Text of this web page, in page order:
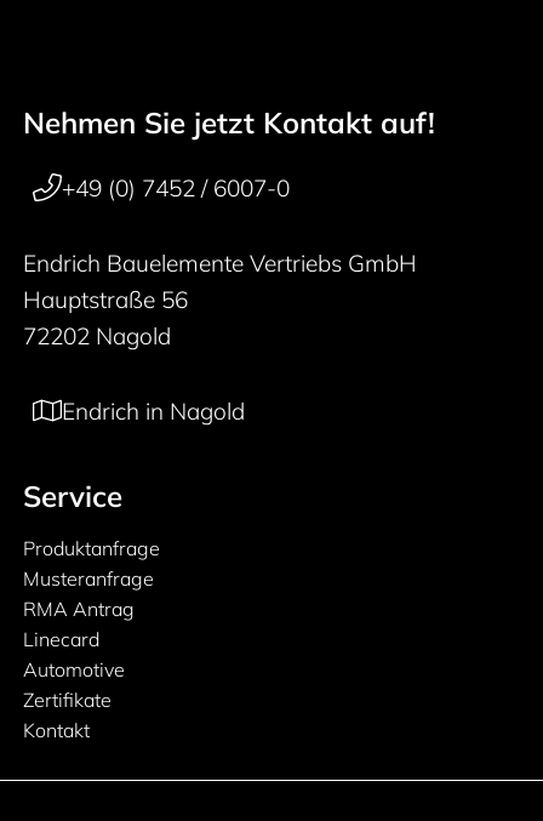
50 years
Footer navigation
Nehmen Sie jetzt Kontakt auf!
+49 (0) 7452 / 6007-0
Endrich Bauelemente Vertriebs GmbH
Hauptstraße 56
72202 Nagold
Endrich in Nagold
Service
Produktanfrage
Musteranfrage
RMA Antrag
Linecard
Automotive
Zertifikate
Kontakt